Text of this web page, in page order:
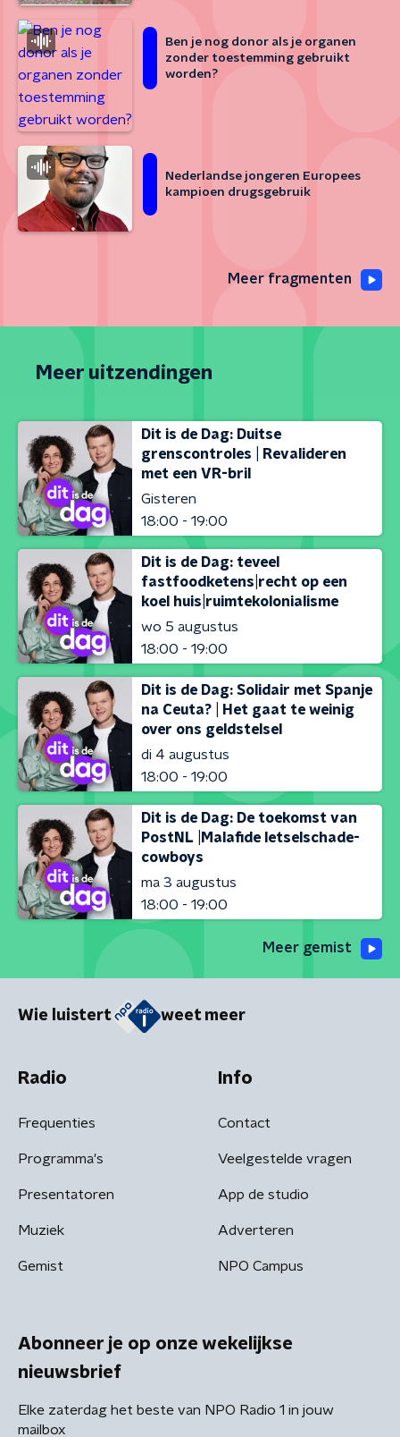
Ben je nog donor als je organen
zonder toestemming gebruikt
worden?
Nederlandse jongeren Europees
kampioen drugsgebruik
Meer fragmenten
Meer uitzendingen
Dit is de Dag: Duitse
grenscontroles | Revalideren
met een VR-bril
Gisteren
18:00 - 19:00
Dit is de Dag: teveel
fastfoodketens|recht op een
koel huis|ruimtekolonialisme
wo 5 augustus
18:00 - 19:00
Dit is de Dag: Solidair met Spanje
na Ceuta? | Het gaat te weinig
over ons geldstelsel
di 4 augustus
18:00 - 19:00
Dit is de Dag: De toekomst van
PostNL |Malafide letselschade-
cowboys
ma 3 augustus
18:00 - 19:00
Meer gemist
Wie luistert weet meer
Radio
Frequenties
Programma's
Presentatoren
Muziek
Gemist
Info
Contact
Veelgestelde vragen
App de studio
Adverteren
NPO Campus
Abonneer je op onze wekelijkse
nieuwsbrief
Elke zaterdag het beste van NPO Radio 1 in jouw
mailbox